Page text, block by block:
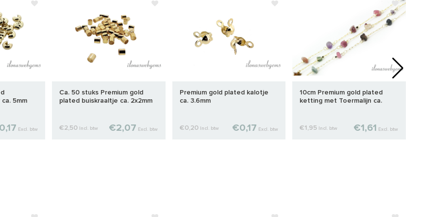
5mm
Excl. btw
Ca. 50 stuks Premium gold
plated buiskraaltje ca. 2x2mm
€2,50 Incl. btw €2,07 Excl. btw
Premium gold plated kalotje
ca. 3.6mm
€0,20 Incl. btw €0,17 Excl. btw
10cm Premium gold plated
ketting met Toermalijn ca.
€1,95 Incl. btw €1,61 Excl. btw